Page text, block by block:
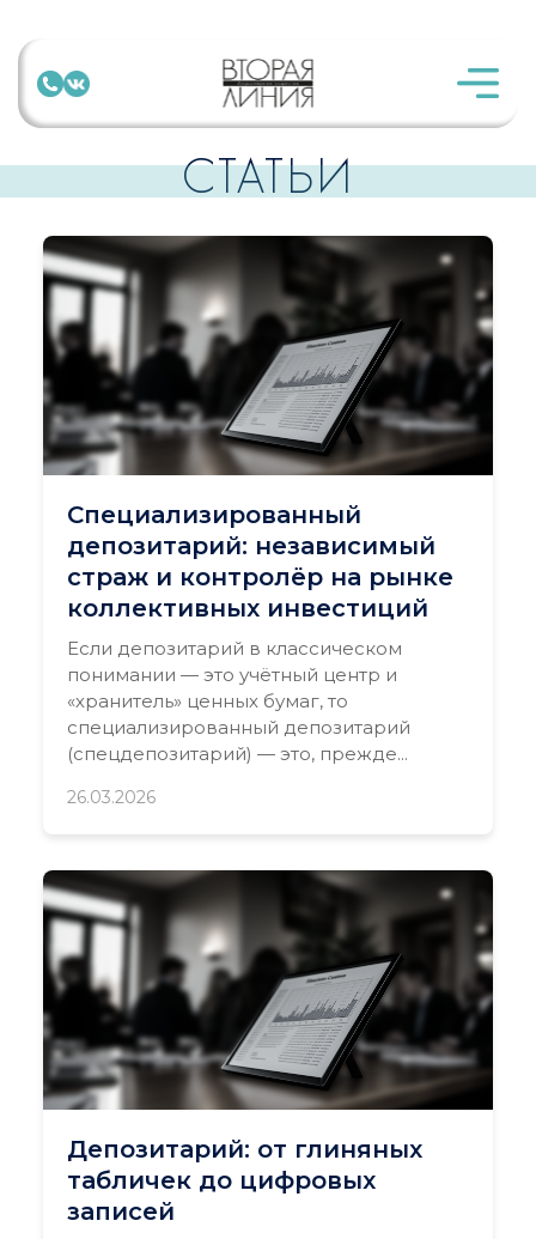
СТАТЬИ
Специализированный
депозитарий: независимый
страж и контролёр на рынке
коллективных инвестиций
Если депозитарий в классическом
понимании — это учётный центр и
«хранитель» ценных бумаг, то
специализированный депозитарий
(спецдепозитарий) — это, прежде...
26.03.2026
Депозитарий: от глиняных
табличек до цифровых
записей